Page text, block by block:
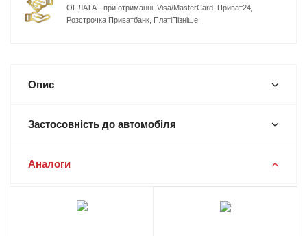
ОПЛАТА - при отриманні, Visa/MasterCard, Приват24,
Розстрочка Приватбанк, ПлатіПізніше
Опис
Застосовність до автомобіля
Аналоги